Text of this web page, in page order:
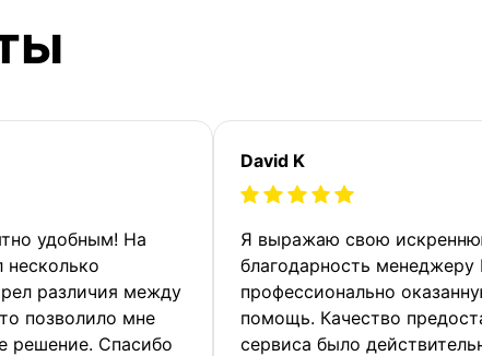
удобным! На
несколько
различия между
позволило мне
решение. Спасибо
David K
Я выражаю свою
благодарность менеджеру
профессионально
помощь. Качество
сервиса было